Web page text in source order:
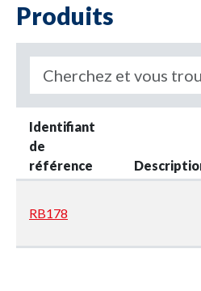
Produits
Identifiant
de
référence
RB178